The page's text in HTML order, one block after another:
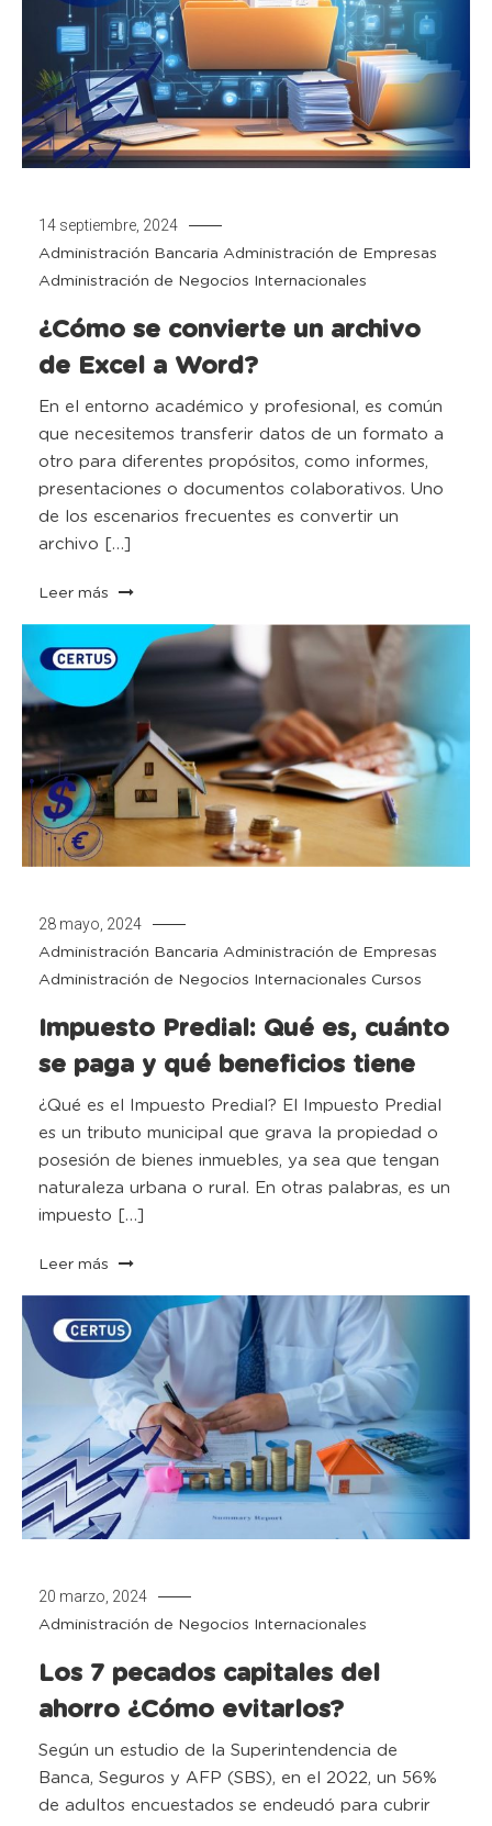
14 septiembre, 2024
Administración Bancaria Administración de Empresas
Administración de Negocios Internacionales
¿Cómo se convierte un archivo
de Excel a Word?
En el entorno académico y profesional, es común
que necesitemos transferir datos de un formato a
otro para diferentes propósitos, como informes,
presentaciones o documentos colaborativos. Uno
de los escenarios frecuentes es convertir un
archivo […]
Leer más
28 mayo, 2024
Administración Bancaria Administración de Empresas
Administración de Negocios Internacionales Cursos
Impuesto Predial: Qué es, cuánto
se paga y qué beneficios tiene
¿Qué es el Impuesto Predial? El Impuesto Predial
es un tributo municipal que grava la propiedad o
posesión de bienes inmuebles, ya sea que tengan
naturaleza urbana o rural. En otras palabras, es un
impuesto […]
Leer más
20 marzo, 2024
Administración de Negocios Internacionales
Los 7 pecados capitales del
ahorro ¿Cómo evitarlos?
Según un estudio de la Superintendencia de
Banca, Seguros y AFP (SBS), en el 2022, un 56%
de adultos encuestados se endeudó para cubrir